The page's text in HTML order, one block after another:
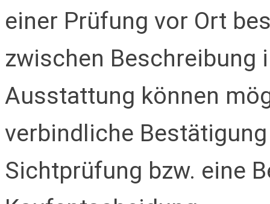
einer Prüfung vor Ort
zwischen Beschreibung
Ausstattung können
verbindliche
Sichtprüfung bzw. eine